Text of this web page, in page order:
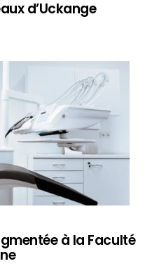
d’Uckange
à la Faculté